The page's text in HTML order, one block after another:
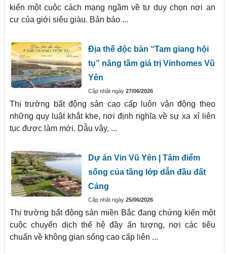
kiến một cuộc cách mạng ngầm về tư duy chọn nơi an
cư của giới siêu giàu. Bản báo ...
Địa thế độc bản “Tam giang hội
tụ” nâng tầm giá trị Vinhomes Vũ
Yên
Cập nhật ngày 27/06/2026
Thị trường bất động sản cao cấp luôn vận động theo
những quy luật khắt khe, nơi định nghĩa về sự xa xỉ liên
tục được làm mới. Dẫu vậy, ...
Dự án Vin Vũ Yên | Tâm điểm
sống của tầng lớp dẫn đầu đất
Cảng
Cập nhật ngày 25/06/2026
Thị trường bất động sản miền Bắc đang chứng kiến một
cuộc chuyển dịch thế hệ đầy ấn tượng, nơi các tiêu
chuẩn về không gian sống cao cấp liên ...